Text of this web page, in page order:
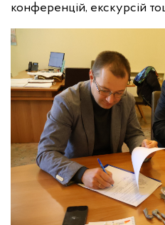
конференцій, екскурсій